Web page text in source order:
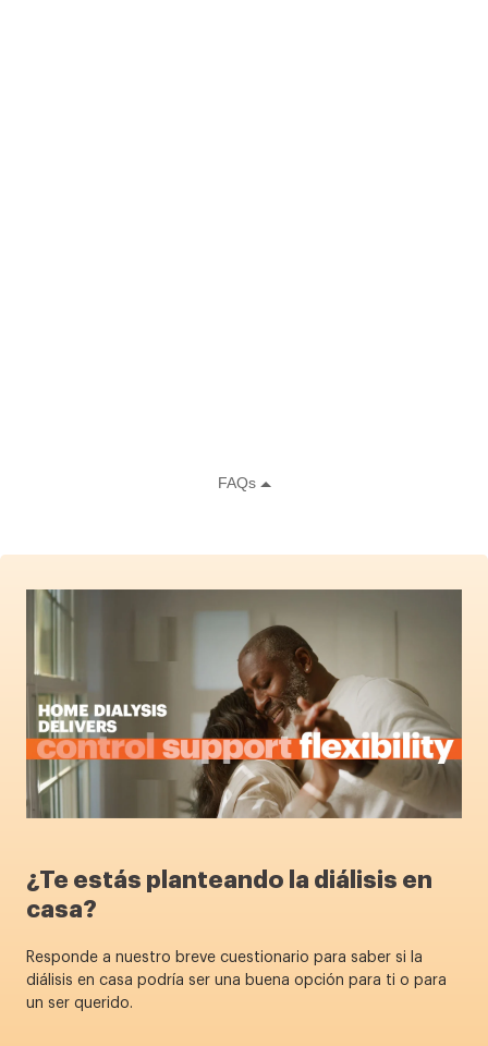
¿Te estás planteando la diálisis en
casa?
Responde a nuestro breve cuestionario para saber si la
diálisis en casa podría ser una buena opción para ti o para
un ser querido.